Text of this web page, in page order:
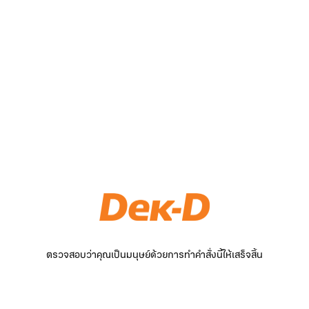
ตรวจสอบว่าคุณเป็นมนุษย์ด้วยการทำคำสั่งนี้ให้เสร็จสิ้น